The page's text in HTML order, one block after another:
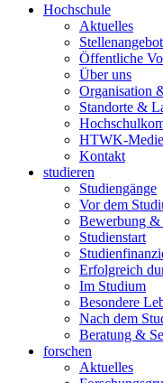
Hochschule
Aktuelles
Öffentliche
Über uns
Organisation
Standorte &
HTWK-
Kontakt
studieren
Studiengänge
Vor dem
Bewerbung &
Studienstart
Erfolgreich
Im Studium
Besondere
Nach dem
Beratung &
forschen
Aktuelles